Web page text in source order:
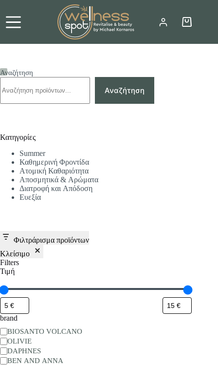
περιεχόμενο
Καλάθι
Αναζήτηση
Αναζήτηση
Κατηγορίες
Summer
Καθημερινή Φροντίδα
Ατομική Καθαριότητα
Αποσμητικά & Αρώματα
Διατροφή και Απόδοση
Ευεξία
Φιλτράρισμα προϊόντων
Κλείσιμο
Filters
Τιμή
brand
BRAND
BIOSANTO VOLCANO
OLIVIE
DAPHNES
BEN AND ANNA